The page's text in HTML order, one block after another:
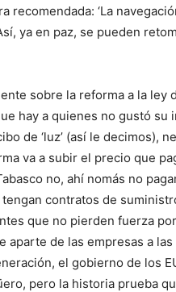
‘La
ya en paz, se pueden
sobre la reforma a la ley
hay a quienes no gustó su
de ‘luz’ (así le decimos),
va a subir el precio que
no, ahí nomás no
contratos de
que no pierden fuerza
aparte de las empresas a
el gobierno de los
pero la historia prueba